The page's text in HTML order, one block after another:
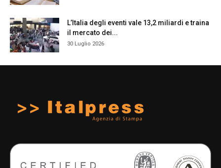
L’Italia degli eventi vale 13,2 miliardi e traina
il mercato dei...
30 Luglio 2026